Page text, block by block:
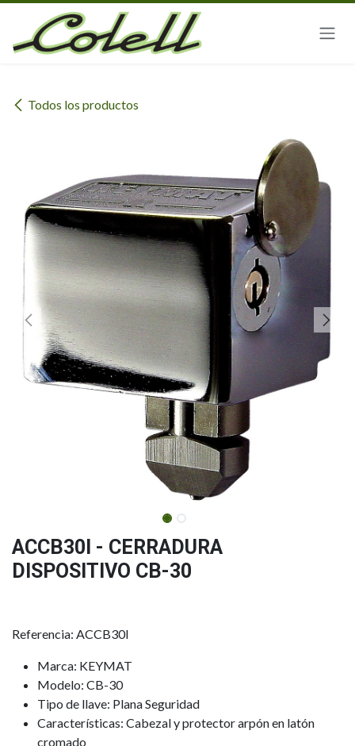
Ir al contenido
Todos los productos
ACCB30I - CERRADURA
DISPOSITIVO CB-30
Referencia: ACCB30I
Marca: KEYMAT
Modelo: CB-30
Tipo de llave: Plana Seguridad
Características: Cabezal y protector arpón en latón
cromado